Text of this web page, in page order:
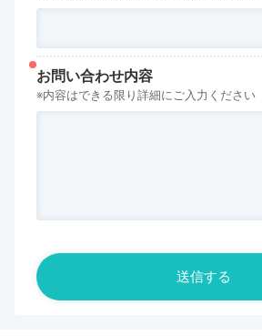
お問い合わせ内容
※内容はできる限り詳細にご入力ください